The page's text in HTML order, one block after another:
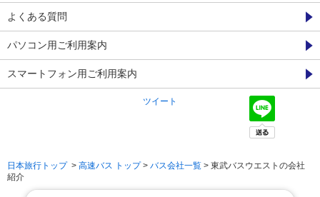
よくある質問
パソコン用ご利用案内
スマートフォン用ご利用案内
ツイート
日本旅行トップ> 高速バス トップ> バス会社一覧 > 東武バスウエストの会社
紹介